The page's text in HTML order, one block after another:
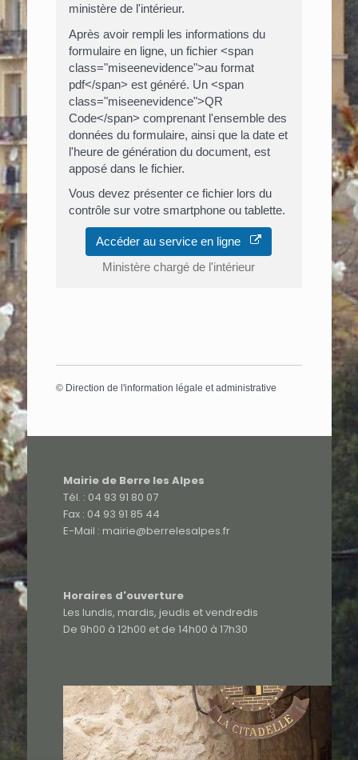
ministère de l'intérieur.
Après avoir rempli les informations du
formulaire en ligne, un fichier <span
class="miseenevidence">au format
pdf</span> est généré. Un <span
class="miseenevidence">QR
Code</span> comprenant l'ensemble des
données du formulaire, ainsi que la date et
l'heure de génération du document, est
apposé dans le fichier.
Vous devez présenter ce fichier lors du
contrôle sur votre smartphone ou tablette.
Accéder au service en ligne
Ministère chargé de l'intérieur
© Direction de l'information légale et administrative
Mairie de Berre les Alpes
Tél. : 04 93 91 80 07
Fax : 04 93 91 85 44
E-Mail : mairie@berrelesalpes.fr
Horaires d'ouverture
Les lundis, mardis, jeudis et vendredis
De 9h00 à 12h00 et de 14h00 à 17h30